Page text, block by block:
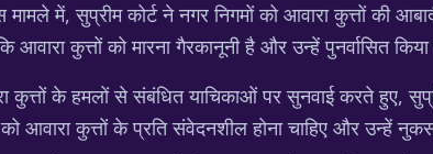
मामले में, सुप्रीम कोर्ट ने नगर निगमों को आवारा कुत्तों की
आवारा कुत्तों को मारना गैरकानूनी है और उन्हें पुनर्वासित किया
कुत्तों के हमलों से संबंधित याचिकाओं पर सुनवाई करते हुए,
आवारा कुत्तों के प्रति संवेदनशील होना चाहिए और उन्हें